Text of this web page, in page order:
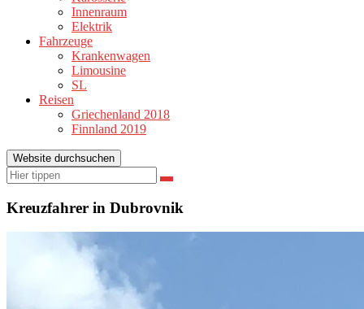
Innenraum
Elektrik
Fahrzeuge
Krankenwagen
Limousine
SL
Reisen
Griechenland 2018
Finnland 2019
Website durchsuchen
Suchen
nach:
Suchen
Kreuzfahrer in Dubrovnik